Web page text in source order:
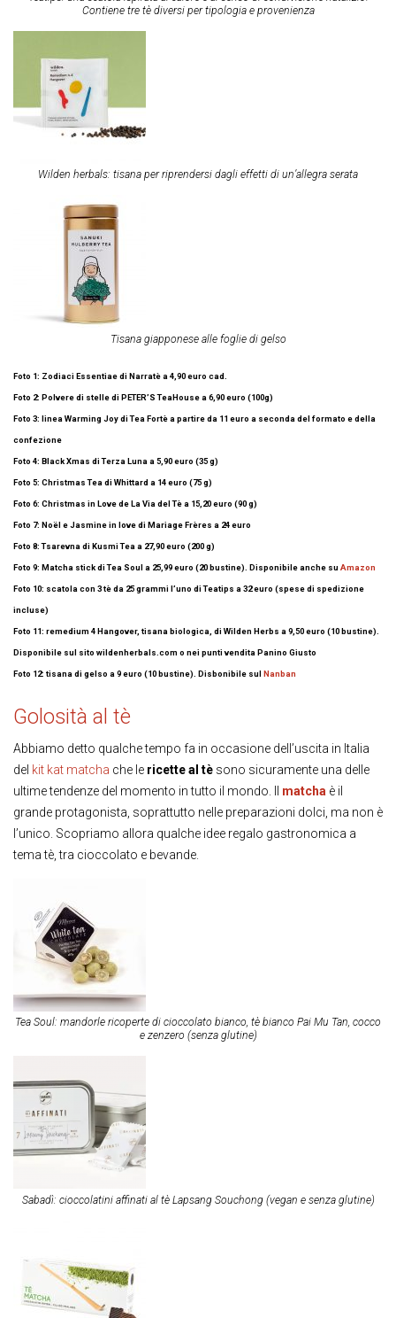
Contiene tre tè diversi per tipologia e provenienza
Wilden herbals: tisana per riprendersi dagli effetti di un’allegra serata
Tisana giapponese alle foglie di gelso
Foto 1: Zodiaci Essentiae di Narratè a 4,90 euro cad.
Foto 2: Polvere di stelle di PETER’S TeaHouse a 6,90 euro (100g)
Foto 3: linea Warming Joy di Tea Fortè a partire da 11 euro a seconda del formato e della
confezione
Foto 4: Black Xmas di Terza Luna a 5,90 euro (35 g)
Foto 5: Christmas Tea di Whittard a 14 euro (75 g)
Foto 6: Christmas in Love de La Via del Tè a 15,20 euro (90 g)
Foto 7: Noël e Jasmine in love di Mariage Frères a 24 euro
Foto 8: Tsarevna di Kusmi Tea a 27,90 euro (200 g)
Foto 9: Matcha stick di Tea Soul a 25,99 euro (20 bustine). Disponibile anche su Amazon
Foto 10: scatola con 3 tè da 25 grammi l’uno di Teatips a 32 euro (spese di spedizione
incluse)
Foto 11: remedium 4 Hangover, tisana biologica, di Wilden Herbs a 9,50 euro (10 bustine).
Disponibile sul sito wildenherbals.com o nei punti vendita Panino Giusto
Foto 12: tisana di gelso a 9 euro (10 bustine). Disbonibile sul Nanban
Golosità al tè
Abbiamo detto qualche tempo fa in occasione dell’uscita in Italia
del kit kat matcha che le ricette al tè sono sicuramente una delle
ultime tendenze del momento in tutto il mondo. Il matcha è il
grande protagonista, soprattutto nelle preparazioni dolci, ma non è
l’unico. Scopriamo allora qualche idee regalo gastronomica a
tema tè, tra cioccolato e bevande.
Tea Soul: mandorle ricoperte di cioccolato bianco, tè bianco Pai Mu Tan, cocco
e zenzero (senza glutine)
Sabadì: cioccolatini affinati al tè Lapsang Souchong (vegan e senza glutine)